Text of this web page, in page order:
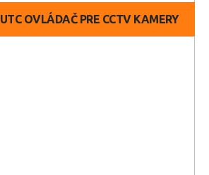
UTC OVLÁDAČ PRE CCTV KAMERY